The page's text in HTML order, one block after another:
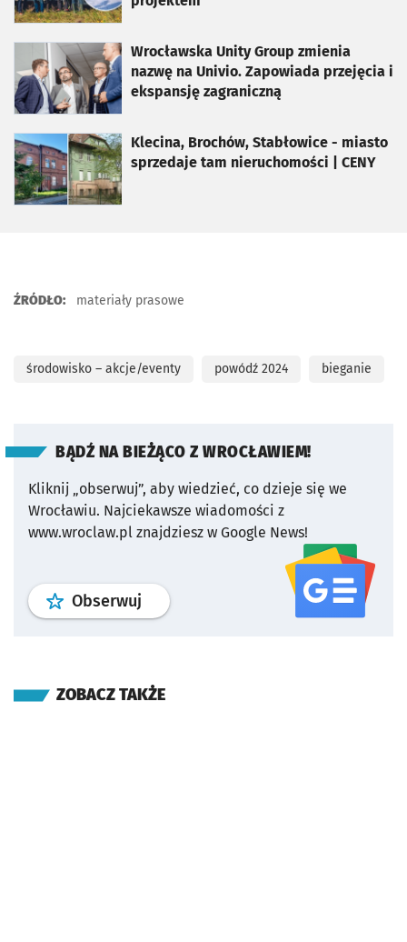
Wrocławska Unity Group zmienia
nazwę na Univio. Zapowiada przejęcia i
ekspansję zagraniczną
otworzy się w nowej karcie
Klecina, Brochów, Stabłowice - miasto
sprzedaje tam nieruchomości | CENY
otworzy się w nowej karcie
ŹRÓDŁO: materiały prasowe
środowisko – akcje/eventy powódź 2024 bieganie
BĄDŹ NA BIEŻĄCO Z WROCŁAWIEM!
Kliknij „obserwuj”, aby wiedzieć, co dzieje się we
Wrocławiu. Najciekawsze wiadomości z
www.wroclaw.pl znajdziesz w Google News!
Obserwuj profil serwisu
ZOBACZ TAKŻE